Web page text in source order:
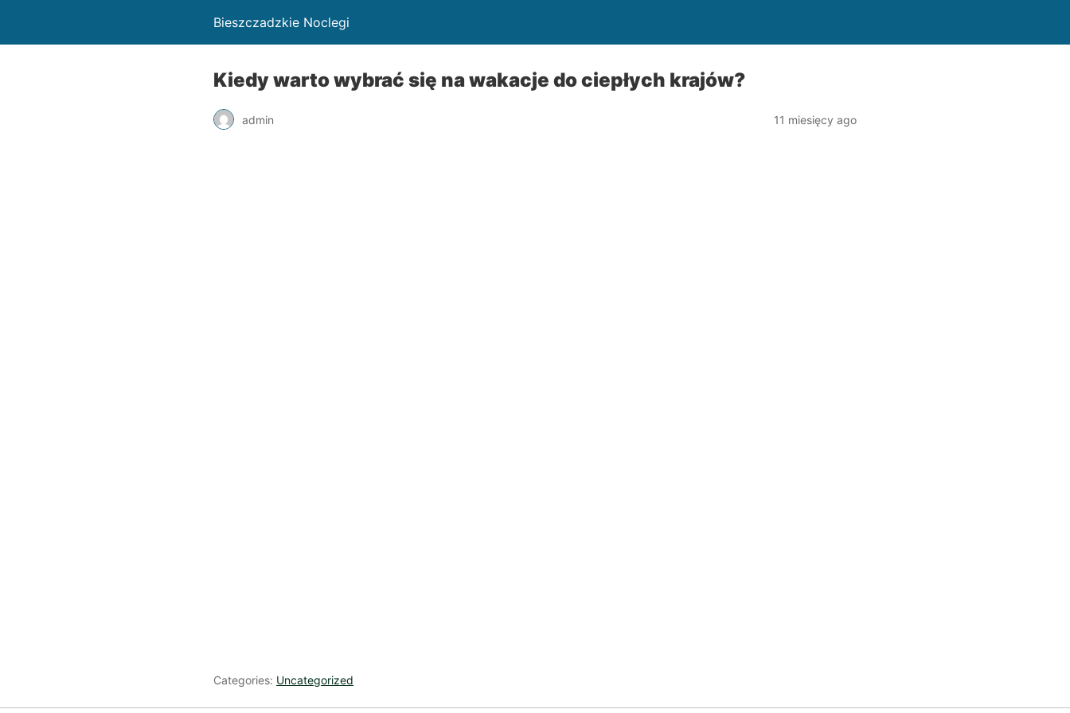
Bieszczadzkie Noclegi
Kiedy warto wybrać się na wakacje do ciepłych krajów?
admin 11 miesięcy ago
Categories: Uncategorized